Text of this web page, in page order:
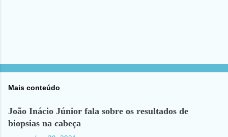
Mais conteúdo
João Inácio Júnior fala sobre os resultados de
biopsias na cabeça